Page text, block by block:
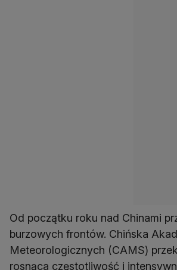
Od początku roku nad Chinami
burzowych frontów. Chińska
Meteorologicznych (CAMS)
rosnąca częstotliwość i